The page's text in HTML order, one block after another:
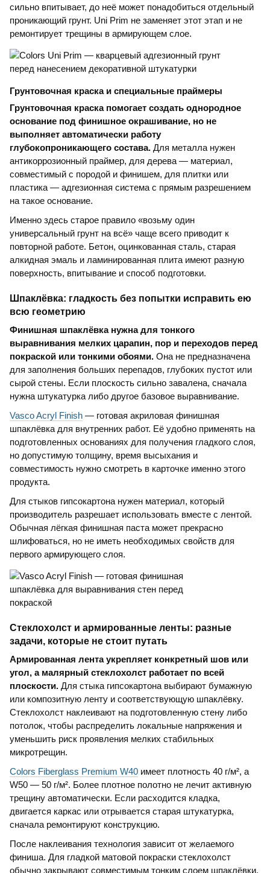
сильно впитывает, до неё может понадобиться отдельный
проникающий грунт. Uni Prim не заменяет этот этап и не
ремонтирует трещины в армирующем слое.
Грунтовочная краска и специальные праймеры
Грунтовочная краска помогает создать однородное
основание под финишное окрашивание, но не
выполняет автоматически работу
глубокопроникающего состава. Для металла нужен
антикоррозионный праймер, для дерева — материал,
совместимый с породой и финишем, для плитки или
пластика — адгезионная система с прямым разрешением
на такое основание.
Именно здесь старое правило «возьму один
универсальный грунт на всё» чаще всего приводит к
повторной работе. Бетон, оцинкованная сталь, старая
алкидная эмаль и ламинированная плита имеют разную
поверхность, впитывание и способ подготовки.
Шпаклёвка: гладкость без попытки исправить ею
всю геометрию
Финишная шпаклёвка нужна для тонкого
выравнивания мелких царапин, пор и переходов перед
покраской или тонкими обоями. Она не предназначена
для заполнения больших перепадов, глубоких пустот или
сырой стены. Если плоскость сильно завалена, сначала
нужна штукатурка либо другое базовое выравнивание.
Vasco Acryl Finish — готовая акриловая финишная
шпаклёвка для внутренних работ. Её удобно применять на
подготовленных основаниях для получения гладкого слоя,
но допустимую толщину, время высыхания и
совместимость нужно смотреть в карточке именно этого
продукта.
Для стыков гипсокартона нужен материал, который
производитель разрешает использовать вместе с лентой.
Обычная лёгкая финишная паста может прекрасно
шлифоваться, но не иметь необходимых свойств для
первого армирующего слоя.
Стеклохолст и армированные ленты: разные
задачи, которые не стоит путать
Армированная лента укрепляет конкретный шов или
угол, а малярный стеклохолст работает по всей
плоскости. Для стыка гипсокартона выбирают бумажную
или композитную ленту и соответствующую шпаклёвку.
Стеклохолст наклеивают на подготовленную стену либо
потолок, чтобы распределить локальные напряжения и
уменьшить риск проявления мелких стабильных
микротрещин.
Colors Fiberglass Premium W40 имеет плотность 40 г/м², а
W50 — 50 г/м². Более плотное полотно не лечит активную
трещину автоматически. Если расходится кладка,
двигается каркас или отрывается старая штукатурка,
сначала ремонтируют конструкцию.
После наклеивания технология зависит от желаемого
финиша. Для гладкой матовой покраски стеклохолст
обычно закрывают совместимым тонким слоем шпаклёвки,